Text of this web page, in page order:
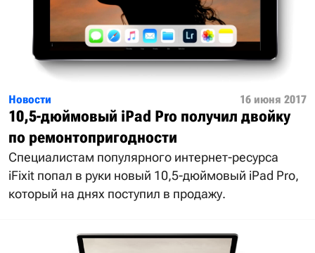
Новости 16 июня 2017
10,5-дюймовый iPad Pro получил двойку
по ремонтопригодности
Специалистам популярного интернет-ресурса
iFixit попал в руки новый 10,5-дюймовый iPad Pro,
который на днях поступил в продажу.